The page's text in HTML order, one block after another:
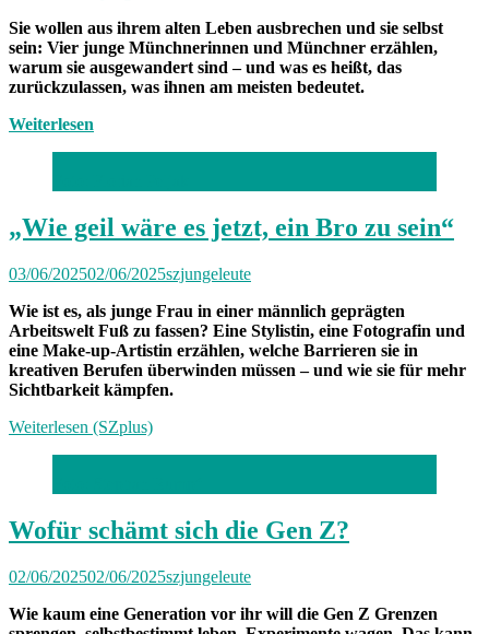
Sie wollen aus ihrem alten Leben ausbrechen und sie selbst
sein: Vier junge Münchnerinnen und Münchner erzählen,
warum sie ausgewandert sind – und was es heißt, das
zurückzulassen, was ihnen am meisten bedeutet.
Weiterlesen
„Wie geil wäre es jetzt, ein Bro zu sein“
03/06/202502/06/2025szjungeleute
Wie ist es, als junge Frau in einer männlich geprägten
Arbeitswelt Fuß zu fassen? Eine Stylistin, eine Fotografin und
eine Make-up-Artistin erzählen, welche Barrieren sie in
kreativen Berufen überwinden müssen – und wie sie für mehr
Sichtbarkeit kämpfen.
Weiterlesen (SZplus)
Wofür schämt sich die Gen Z?
02/06/202502/06/2025szjungeleute
Wie kaum eine Generation vor ihr will die Gen Z Grenzen